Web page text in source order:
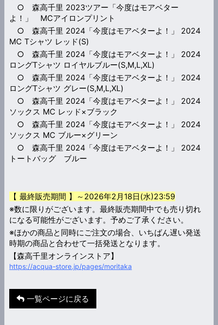
○ 森高千里 2023ツアー「今度はモアベター
よ！」 MCアイロンプリント
○ 森高千里 2024「今度はモアベターよ！」 2024
MC Tシャツ レッド(S)
○ 森高千里 2024「今度はモアベターよ！」 2024
ロングTシャツ ロイヤルブルー(S,M,L,XL)
○ 森高千里 2024「今度はモアベターよ！」 2024
ロングTシャツ グレー(S,M,L,XL)
○ 森高千里 2024「今度はモアベターよ！」 2024
ソックス MC レッド×ブラック
○ 森高千里 2024「今度はモアベターよ！」 2024
ソックス MC ブルー×グリーン
○ 森高千里 2024「今度はモアベターよ！」 2024
トートバッグ ブルー
【 最終販売期間 】～2026年2月18日(水)23:59
※数に限りがございます。最終販売期間中でも売り切れ
になる可能性がございます。予めご了承ください。
※ほかの商品と同時にご注文の場合、いちばん遅い発送
時期の商品と合わせて一括発送となります。
【森高千里オンラインストア】
https://acqua-store.jp/pages/moritaka
一覧ページに戻る